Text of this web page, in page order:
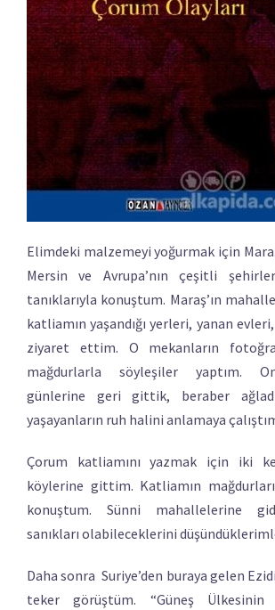
Elimdeki malzemeyi yoğurmak için
Mersin ve Avrupa’nın çeşitli
tanıklarıyla konuştum. Maraş’ın
katliamın yaşandığı yerleri, yanan
ziyaret ettim. O mekanların
mağdurlarla söyleşiler yaptım.
günlerine geri gittik, beraber
yaşayanların ruh halini anlamaya
Çorum katliamını yazmak için iki
köylerine gittim. Katliamın
konuştum. Sünni mahallelerine
sanıkları olabileceklerini
Daha sonra Suriye’den buraya gelen
teker görüştüm. “Güneş Ülkesinin